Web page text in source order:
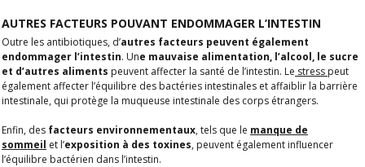
AUTRES FACTEURS POUVANT ENDOMMAGER L’INTESTIN
Outre les antibiotiques, d’autres facteurs peuvent également
endommager l’intestin. Une mauvaise alimentation, l’alcool, le sucre
et d’autres aliments peuvent affecter la santé de l’intestin. Le stress peut
également affecter l’équilibre des bactéries intestinales et affaiblir la barrière
intestinale, qui protège la muqueuse intestinale des corps étrangers.
Enfin, des facteurs environnementaux, tels que le manque de
sommeil et l’exposition à des toxines, peuvent également influencer
l’équilibre bactérien dans l’intestin.